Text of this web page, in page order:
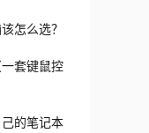
怎么选？
套键鼠控
的笔记本